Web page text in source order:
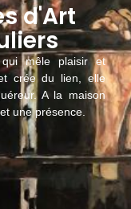
d'Art
mêle plaisir et
crée du lien, elle
A la maison
une présence.